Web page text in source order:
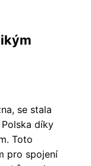
se stala
díky
Toto
pro spojení